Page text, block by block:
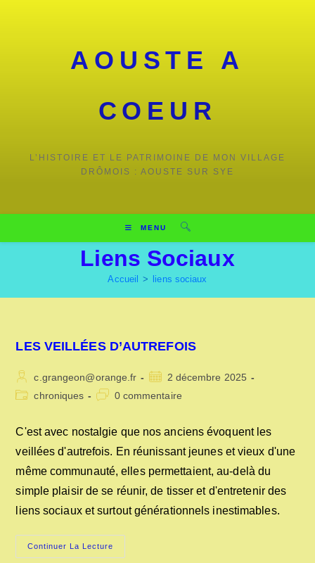
AOUSTE A
COEUR
L’HISTOIRE ET LE PATRIMOINE DE MON VILLAGE
DRÔMOIS : AOUSTE SUR SYE
MENU
Liens Sociaux
Accueil > liens sociaux
LES VEILLÉES D’AUTREFOIS
Auteur/autrice
de
c.grangeon@orange.fr
Publication
publiée :
2 décembre 2025
Postchroniques
Commentaires
publication :
0 commentaire
C'est avec nostalgie que nos anciens évoquent les
veillées d'autrefois. En réunissant jeunes et vieux d'une
même communauté, elles permettaient, au-delà du
simple plaisir de se réunir, de tisser et d'entretenir des
liens sociaux et surtout générationnels inestimables.
Continuer La Lecture
VEILLÉES